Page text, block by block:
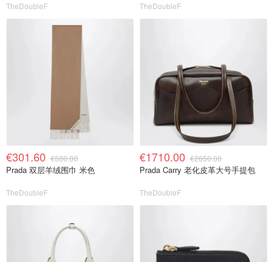
TheDoubleF TheDoubleF
€301.60 €580.00
Prada 双层羊绒围巾 米色
TheDoubleF
€1710.00 €2850.00
Prada Carry 老化皮革大号手提包
TheDoubleF